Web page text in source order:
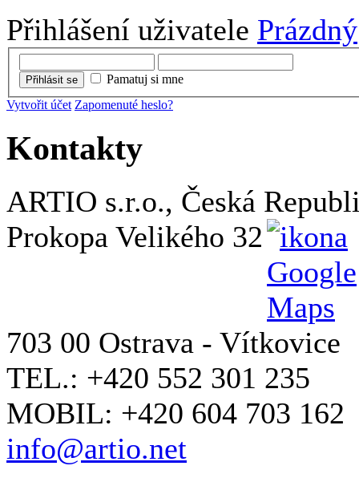
Přihlášení uživatele Prázdný
Přihlásit se
Pamatuj si mne
Vytvořit účet Zapomenuté heslo?
Kontakty
ARTIO s.r.o., Česká
Prokopa Velikého 32
703 00 Ostrava - Vítkovice
TEL.: +420 552 301 235
MOBIL: +420 604 703 162
info@artio.net